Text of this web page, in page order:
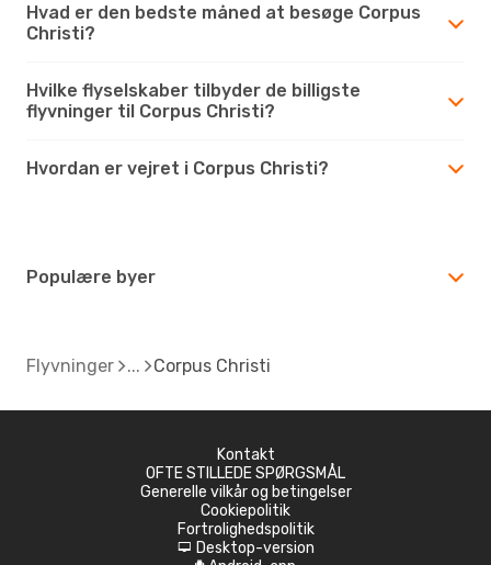
Hvad er den bedste måned at besøge Corpus
Christi?
Hvilke flyselskaber tilbyder de billigste
flyvninger til Corpus Christi?
Hvordan er vejret i Corpus Christi?
Populære byer
Flyvninger Corpus Christi
Kontakt
OFTE STILLEDE SPØRGSMÅL
Generelle vilkår og betingelser
Cookiepolitik
Fortrolighedspolitik
d Desktop-version